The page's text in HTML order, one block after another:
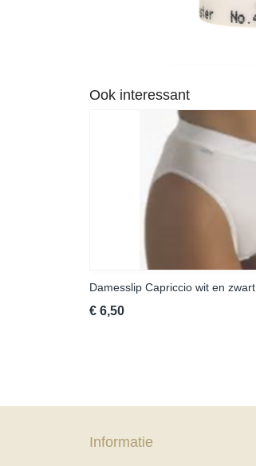
Ook interessant
Damesslip Capriccio wit en zwart
€ 6,50
Informatie